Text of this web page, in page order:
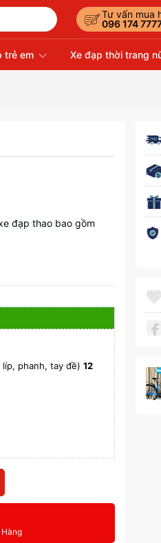
Tư vấn mua
096 174
trẻ em Xe đạp thời trang
đạp thao bao gồm
phanh, tay đề) 12